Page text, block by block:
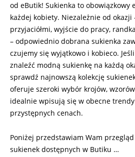
od eButik! Sukienka to obowiązkowy
każdej kobiety. Niezależnie od okazji
przyjaciółmi, wyjście do pracy,
– odpowiednio dobrana sukienka
czujemy się wyjątkowo i kobieco.
znaleźć modną sukienkę na każdą
sprawdź najnowszą kolekcję
oferuje szeroki wybór krojów,
idealnie wpisują się w obecne
przystępnych cenach.
Poniżej przedstawiam Wam
sukienek dostępnych w Butiku …